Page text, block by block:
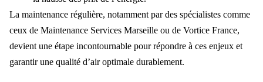
La maintenance régulière, notamment par des spécialistes comme
ceux de Maintenance Services Marseille ou de Vortice France,
devient une étape incontournable pour répondre à ces enjeux et
garantir une qualité d’air optimale durablement.